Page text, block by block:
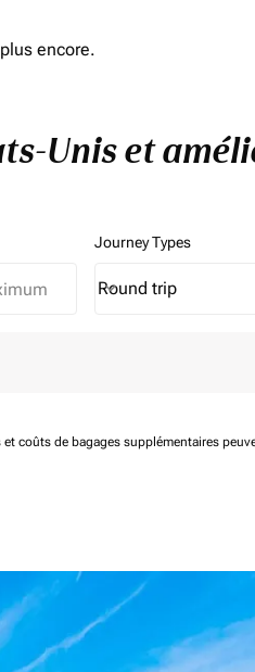
encore.
Unis et
Journey Types
Journey Types
Round trip
keyboard_arrow_down
et coûts de bagages supplémentaires